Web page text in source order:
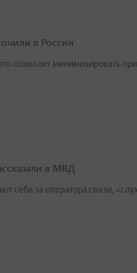
в России
позволит минимизировать
в МВД
за оператора связи,